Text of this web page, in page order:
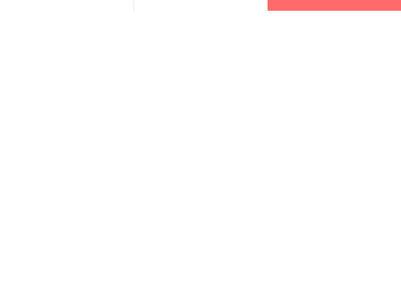
ETNIA BARCELONA